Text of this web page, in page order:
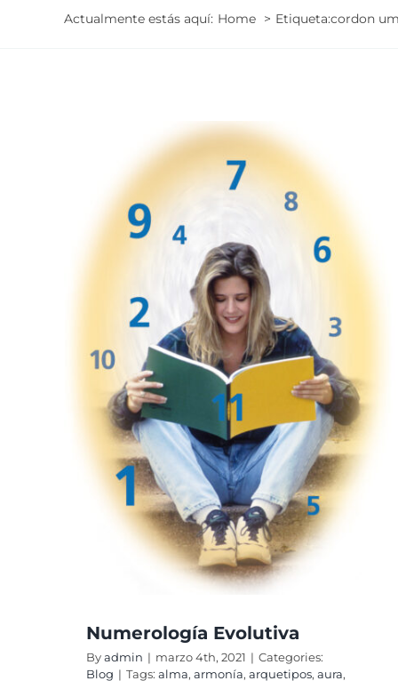
Actualmente estás aquí: Home Etiqueta:cordon
Numerología Evolutiva
Byadmin | marzo 4th, 2021 | Categories:
Blog | Tags: alma, armonía, arquetipos, aura,